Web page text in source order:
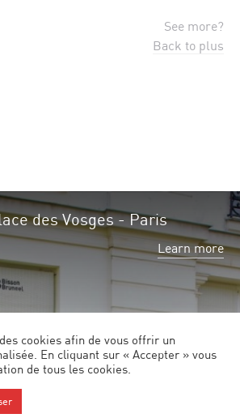
See more?
Back to plus
des Vosges - Paris
Learn more
cookies afin de vous offrir un
En cliquant sur « Accepter » vous
de tous les cookies.